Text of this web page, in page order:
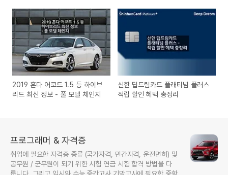
2019 혼다 어코드 1.5 등 하이브
리드 최신 정보 - 풀 모델 체인지
신한 딥드림카드 플래티넘 플러스
적립 할인 혜택 총정리
프로그래머 & 자격증
취업에 필요한 자격증 종류 (국가자격, 민간자격, 운전면허) 및
공무원 / 군무원이 되기 위한 시험 연금 시험 합격 방법을 다